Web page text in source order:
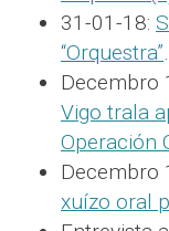
31-01-18:
“Orquestra”.
Decembro
Vigo trala
Operación
Decembro
xuízo oral